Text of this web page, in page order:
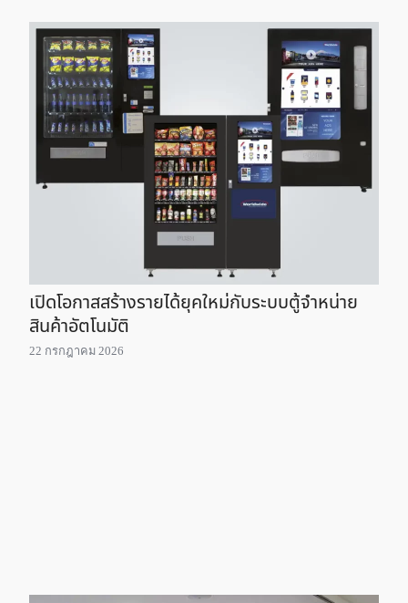
เปิดโอกาสสร้างรายได้ยุคใหม่กับระบบตู้จำหน่าย
สินค้าอัตโนมัติ
22 กรกฎาคม 2026